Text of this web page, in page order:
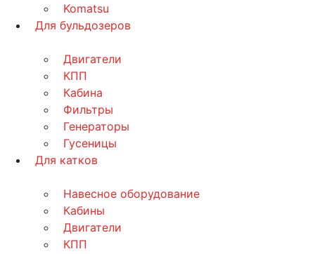
Komatsu
Для бульдозеров
Двигатели
КПП
Кабина
Фильтры
Генераторы
Гусеницы
Для катков
Навесное оборудование
Кабины
Двигатели
КПП